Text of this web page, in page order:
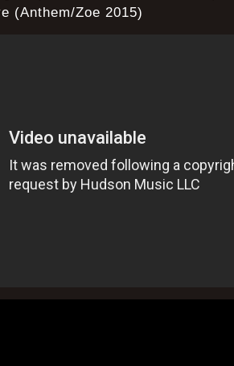
(Anthem/Zoe 2015)